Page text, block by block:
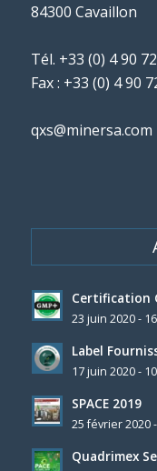
84300 Cavaillon
Tél. +33 (0) 4 90
Fax : +33 (0) 4 90
qxs@minersa.com
Certification
23 juin 2020 -
Label
17 juin 2020 -
SPACE 2019
25 février 2020
Quadrimex